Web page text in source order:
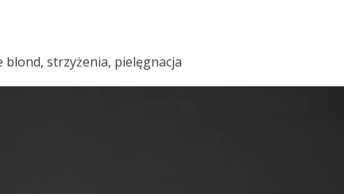
strzyżenia, pielęgnacja